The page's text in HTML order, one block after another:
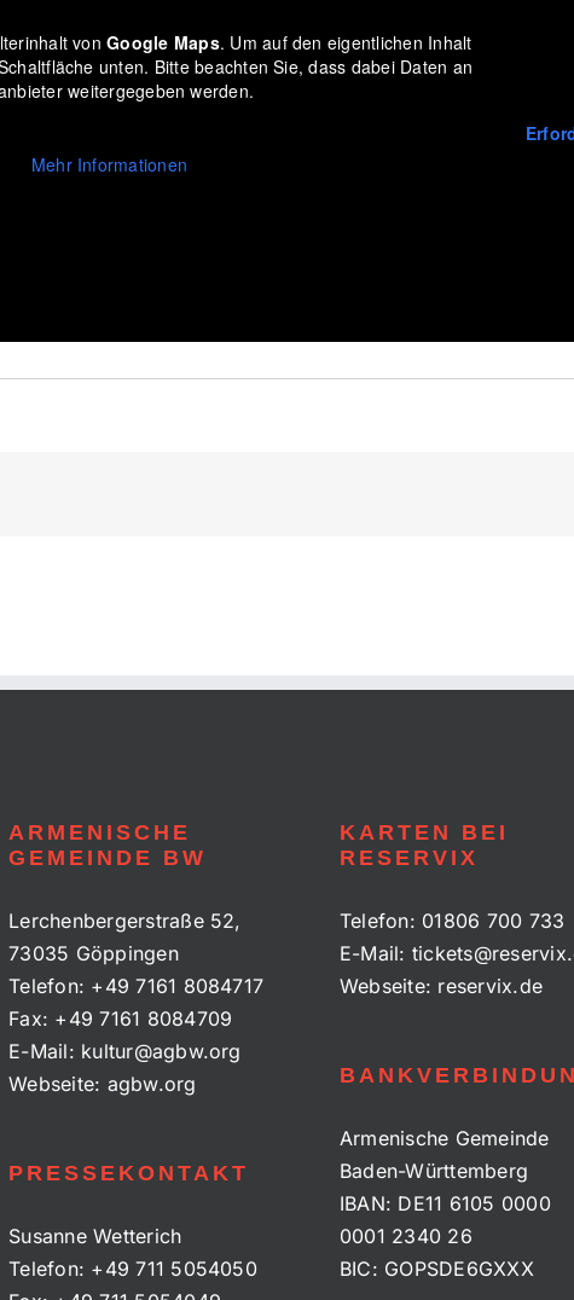
vonGoogle Maps. Um auf den eigentlichen Inhalt
unten. Bitte beachten Sie, dass dabei Daten an
weitergegeben werden.
Mehr Informationen
ARMENISCHE
GEMEINDE BW
Lerchenbergerstraße 52,
73035 Göppingen
Telefon: +49 7161 8084717
Fax: +49 7161 8084709
E-Mail: kultur@agbw.org
Webseite: agbw.org
PRESSEKONTAKT
Susanne Wetterich
Telefon: +49 711 5054050
KARTEN BEI
RESERVIX
Telefon: 01806 700 733
E-Mail:
Webseite: reservix.de
Armenische Gemeinde
Baden-Württemberg
IBAN: DE11 6105 0000
0001 2340 26
BIC: GOPSDE6GXXX